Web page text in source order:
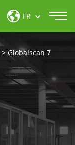
FR
> Globalscan 7